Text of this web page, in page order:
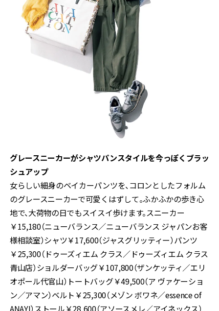
グレースニーカーがシャツパンスタイルを今っぽくブラッ
シュアップ
女らしい細身のベイカーパンツを、コロンとしたフォルム
のグレースニーカーで可愛くはずして。ふかふかの歩き心
地で、大荷物の日でもスイスイ歩けます。スニーカー
￥15,180（ニューバランス／ニューバランス ジャパンお客
様相談室）シャツ￥17,600（ジャスグリッティー）パンツ
￥25,300（ドゥーズィエム クラス／ドゥーズィエム クラス
青山店）ショルダーバッグ￥107,800（ザンケッティ／エリ
オポール代官山）トートバッグ￥49,500（ア ヴァケーショ
ン／アマン）ベルト￥25,300（メゾン ボワネ／essence of